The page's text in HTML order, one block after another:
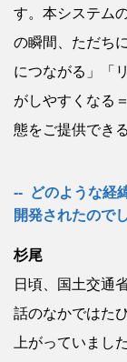
す。本システム
の瞬間、ただち
につながる」「
がしやすくなる
態をご提供でき
どのような経
開発されたので
杉尾
日頃、国土交通
話のなかではた
上がっていまし